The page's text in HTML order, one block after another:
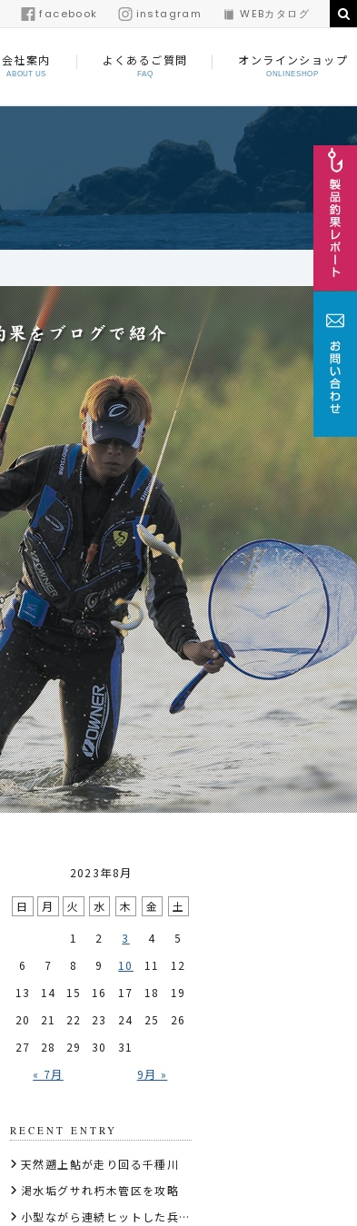
facebook instagram WEBカタログ
会社案内
ABOUT US
よくあるご質問
FAQ
オンラインショップ
ONLINESHOP
2023年8月
日 月 火 水 木 金 土
« 7月 9月 »
1 2 3 4
5
6
7 8 9 10 11
12
13
14 15 16 17 18
19
20
21 22 23 24 25
26
27
28 29 30 31
RECENT ENTRY
天然遡上鮎が走り回る千種川
渇水垢グサれ朽木管区を攻略
小型ながら連続ヒットした兵庫・矢田川水系湯舟川